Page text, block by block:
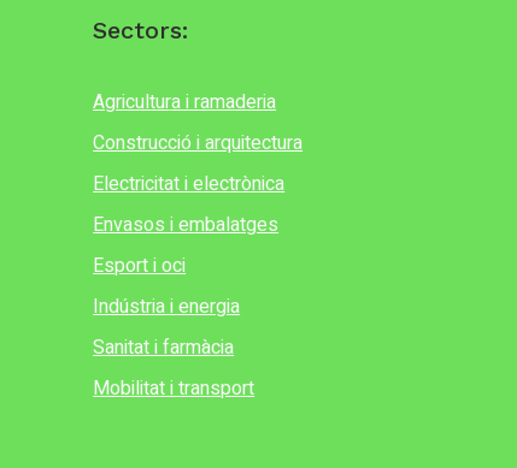
Sectors:
Agricultura i ramaderia
Construcció i arquitectura
Electricitat i electrònica
Envasos i embalatges
Esport i oci
Indústria i energia
Sanitat i farmàcia
Mobilitat i transport